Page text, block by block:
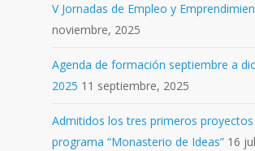
V Jornadas de Empleo y
noviembre, 2025
Agenda de formación septiembre a
2025 11 septiembre, 2025
Admitidos los tres primeros proyectos
programa “Monasterio de Ideas” 16